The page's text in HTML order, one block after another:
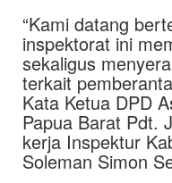
“Kami datang
inspektorat ini
sekaligus
terkait
Kata Ketua DPD
Papua Barat Pdt.
kerja Inspektur
Soleman Simon